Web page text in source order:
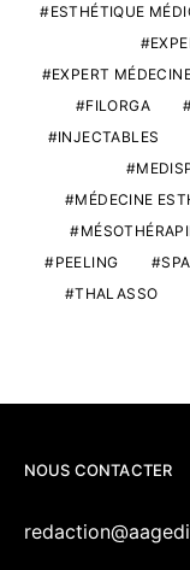
ESTHÉTIQUE
EXPERT
FILORGA
INJECTABLES
MÉDECINE
PEELING
SPA
THALASSO
NOUS CONTACTER